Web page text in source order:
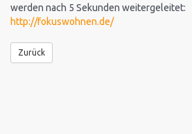
werden nach 5 Sekunden weitergeleitet:
http://fokuswohnen.de/
Zurück